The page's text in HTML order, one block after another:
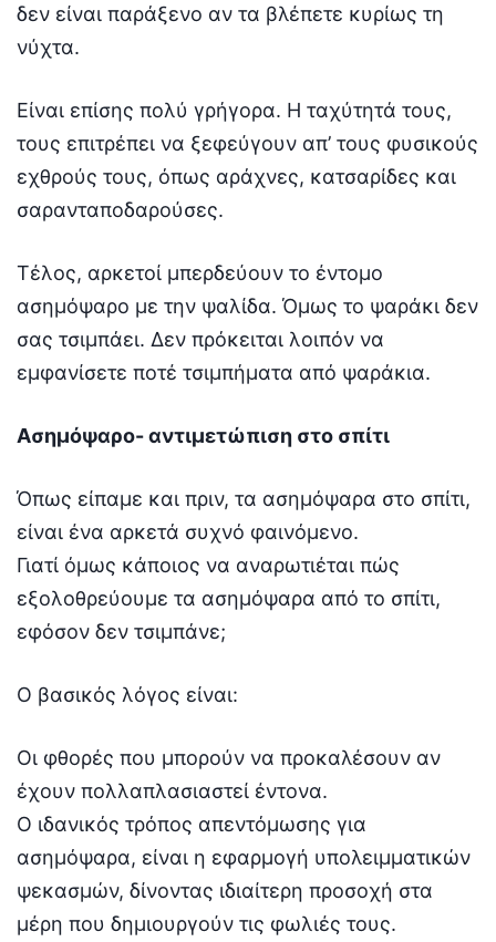
δεν είναι παράξενο αν τα βλέπετε κυρίως τη
νύχτα.
Είναι επίσης πολύ γρήγορα. Η ταχύτητά τους,
τους επιτρέπει να ξεφεύγουν απ’ τους φυσικούς
εχθρούς τους, όπως αράχνες, κατσαρίδες και
σαρανταποδαρούσες.
Τέλος, αρκετοί μπερδεύουν το έντομο
ασημόψαρο με την ψαλίδα. Όμως το ψαράκι δεν
σας τσιμπάει. Δεν πρόκειται λοιπόν να
εμφανίσετε ποτέ τσιμπήματα από ψαράκια.
Ασημόψαρο- αντιμετώπιση στο σπίτι
Όπως είπαμε και πριν, τα ασημόψαρα στο σπίτι,
είναι ένα αρκετά συχνό φαινόμενο.
Γιατί όμως κάποιος να αναρωτιέται πώς
εξολοθρεύουμε τα ασημόψαρα από το σπίτι,
εφόσον δεν τσιμπάνε;
Ο βασικός λόγος είναι:
Οι φθορές που μπορούν να προκαλέσουν αν
έχουν πολλαπλασιαστεί έντονα.
Ο ιδανικός τρόπος απεντόμωσης για
ασημόψαρα, είναι η εφαρμογή υπολειμματικών
ψεκασμών, δίνοντας ιδιαίτερη προσοχή στα
μέρη που δημιουργούν τις φωλιές τους.